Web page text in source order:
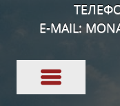
E-MAIL: